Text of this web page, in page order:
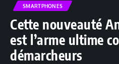
SMARTPHONES
Cette nouveauté
est l’arme ultime
démarcheurs